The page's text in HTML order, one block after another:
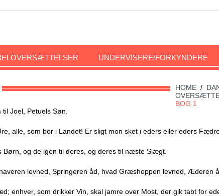
UNDERVISERE/FORKYNDERE
HOME /
BOG 1
Joel, Petuels Søn.
alle, som bor i Landet! Er sligt mon sket i eders eller eders
og de igen til deres, og deres til næste Slægt.
levned, Springeren åd, hvad Græshoppen levned, Æderen
enhver, som drikker Vin, skal jamre over Most, der gik tabt for